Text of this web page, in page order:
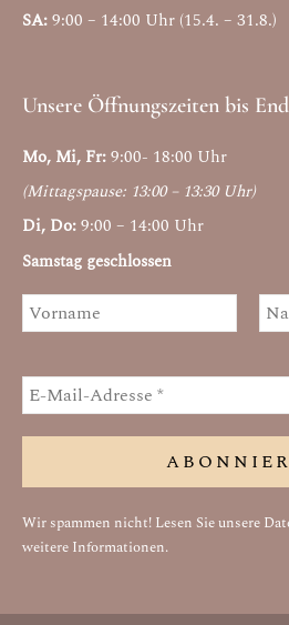
SA:9:00 – 14:00 Uhr (15.4. – 31.8.)
Unsere Öffnungszeiten bis
Mo, Mi, Fr:9:00- 18:00 Uhr
(Mittagspause: 13:00 – 13:30 Uhr)
Di, Do:9:00 – 14:00 Uhr
Samstag geschlossen
Wir spammen nicht! Lesen Sie unsere
weitere Informationen.